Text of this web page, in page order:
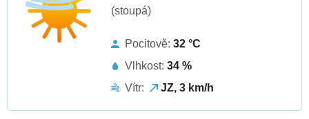
(stoupá)
Pocitově: 32 °C
Vlhkost: 34 %
Vítr:
JZ, 3 km/h